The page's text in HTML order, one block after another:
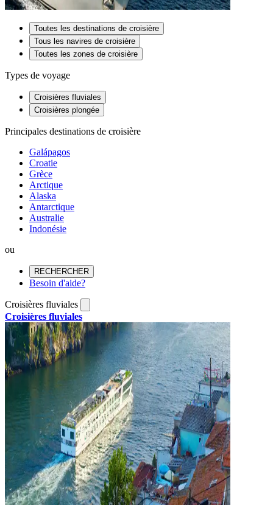
Toutes les destinations de croisière
Tous les navires de croisière
Toutes les zones de croisière
Types de voyage
Croisières fluviales
Croisières plongée
Principales destinations de croisière
Galápagos
Croatie
Grèce
Arctique
Alaska
Antarctique
Australie
Indonésie
ou
RECHERCHER
Besoin d'aide?
Croisières fluviales
Croisières fluviales